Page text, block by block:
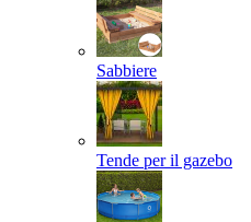
Sabbiere
Tende per il gazebo